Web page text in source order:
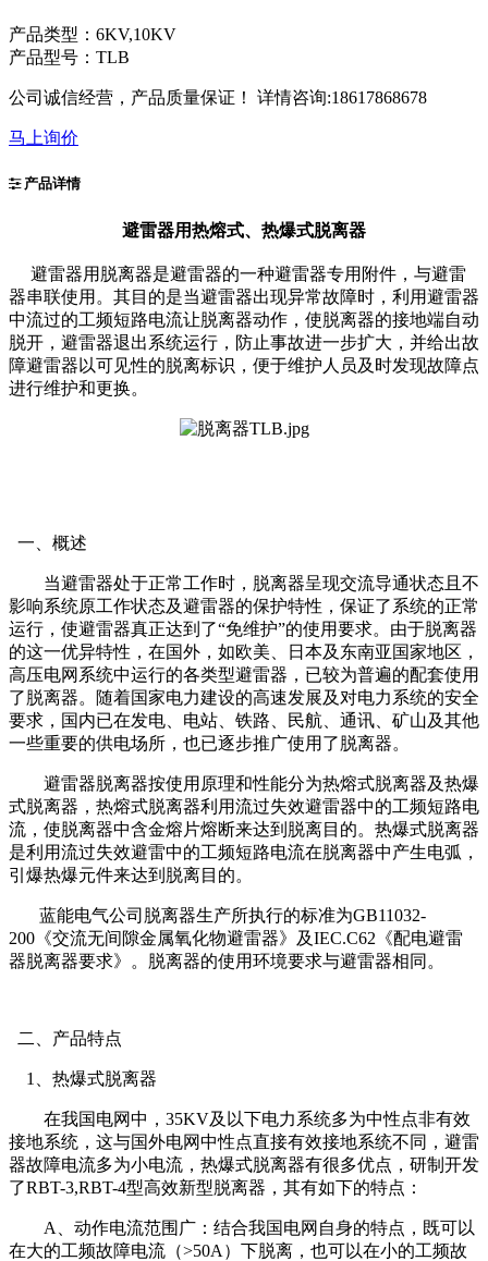
产品类型：6KV,10KV
产品型号：TLB
公司诚信经营，产品质量保证！ 详情咨询:18617868678
马上询价
产品详情
避雷器用热熔式、热爆式脱离器
避雷器用脱离器是避雷器的一种避雷器专用附件，与避雷
器串联使用。其目的是当避雷器出现异常故障时，利用避雷器
中流过的工频短路电流让脱离器动作，使脱离器的接地端自动
脱开，避雷器退出系统运行，防止事故进一步扩大，并给出故
障避雷器以可见性的脱离标识，便于维护人员及时发现故障点
进行维护和更换。
一、概述
当避雷器处于正常工作时，脱离器呈现交流导通状态且不
影响系统原工作状态及避雷器的保护特性，保证了系统的正常
运行，使避雷器真正达到了“免维护”的使用要求。由于脱离器
的这一优异特性，在国外，如欧美、日本及东南亚国家地区，
高压电网系统中运行的各类型避雷器，已较为普遍的配套使用
了脱离器。随着国家电力建设的高速发展及对电力系统的安全
要求，国内已在发电、电站、铁路、民航、通讯、矿山及其他
一些重要的供电场所，也已逐步推广使用了脱离器。
避雷器脱离器按使用原理和性能分为热熔式脱离器及热爆
式脱离器，热熔式脱离器利用流过失效避雷器中的工频短路电
流，使脱离器中含金熔片熔断来达到脱离目的。热爆式脱离器
是利用流过失效避雷中的工频短路电流在脱离器中产生电弧，
引爆热爆元件来达到脱离目的。
蓝能电气公司脱离器生产所执行的标准为GB11032-
200《交流无间隙金属氧化物避雷器》及IEC.C62《配电避雷
器脱离器要求》。脱离器的使用环境要求与避雷器相同。
二、产品特点
1、热爆式脱离器
在我国电网中，35KV及以下电力系统多为中性点非有效
接地系统，这与国外电网中性点直接有效接地系统不同，避雷
器故障电流多为小电流，热爆式脱离器有很多优点，研制开发
了RBT-3,RBT-4型高效新型脱离器，其有如下的特点：
A、动作电流范围广：结合我国电网自身的特点，既可以
在大的工频故障电流（>50A）下脱离，也可以在小的工频故